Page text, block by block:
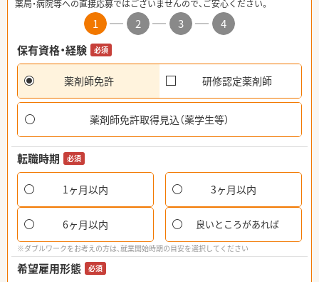
薬局・病院等への直接応募ではございませんので、ご安心ください。
1 2 3
4
保有資格・経験
必須
薬剤師免許 研修認定薬剤師
薬剤師免許取得見込（薬学生等）
転職時期 必須
1ヶ月以内 3ヶ月以内
6ヶ月以内 良いところがあれば
※ダブルワークをお考えの方は、就業開始時期の目安を選択してください
希望雇用形態 必須